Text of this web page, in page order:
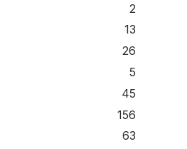
2
13
26
5
45
156
63